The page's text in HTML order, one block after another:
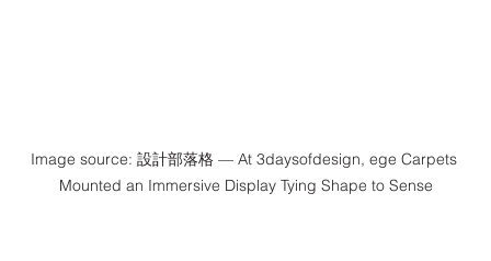
Image source: 設計部落格 — At 3daysofdesign, ege Carpets
Mounted an Immersive Display Tying Shape to Sense